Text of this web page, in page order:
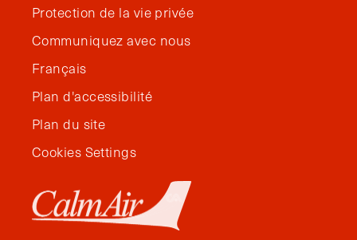
Protection de la vie privée
Communiquez avec nous
Français
Plan d'accessibilité
Plan du site
Cookies Settings